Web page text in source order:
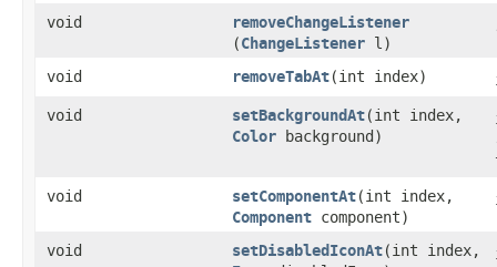
void removeChangeListener
(ChangeListener l)
void removeTabAt​(int index)
void
setBackgroundAt​(int index,
Color background)
void
setComponentAt​(int index,
Component component)
void setDisabledIconAt​(int index,